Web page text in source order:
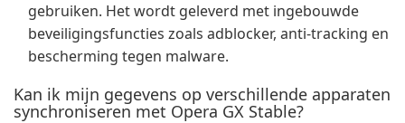
gebruiken. Het wordt geleverd met ingebouwde
beveiligingsfuncties zoals adblocker, anti-tracking en
bescherming tegen malware.
Kan ik mijn gegevens op verschillende apparaten
synchroniseren met Opera GX Stable?